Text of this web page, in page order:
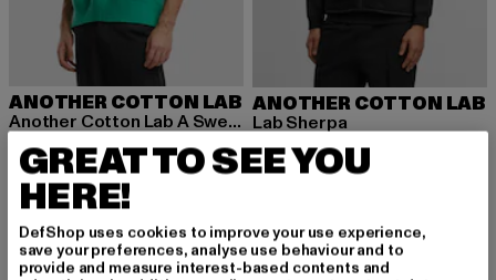
ANOTHER COTTON LAB
Another Cotton Lab A Sweater Vest
46,13 EUR
Ajankohtainen hinta: 46,13 EUR
69,90 EURKampanjahinta: 69,90 EUR
ANOTHER COTTON LAB
Lab Sherpa
32,00 EUR
Ajankohtainen hinta: 32,00 EUR
79,99 EUR
-14% -60%
GREAT TO SEE YOU
HERE!
DefShop uses cookies to improve your use experience,
save your preferences, analyse use behaviour and to
provide and measure interest-based contents and